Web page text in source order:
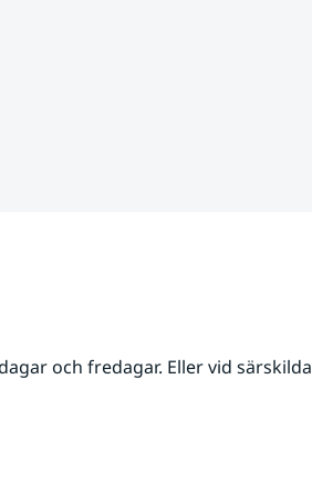
och fredagar. Eller vid särskilda